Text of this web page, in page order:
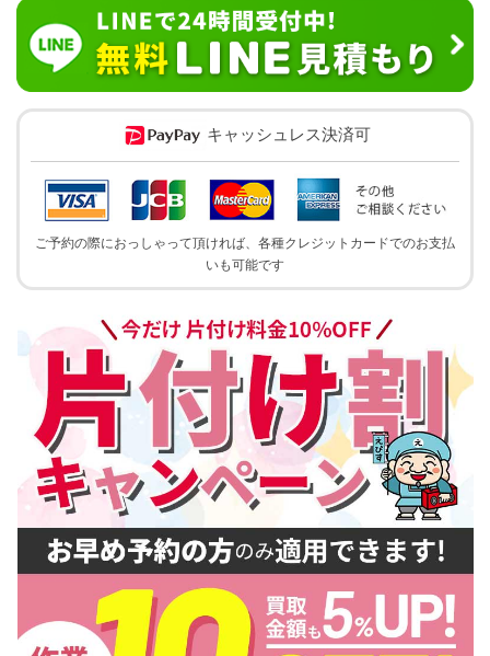
キャッシュレス決済可
ご予約の際におっしゃって頂ければ、各種クレジットカードでのお支払
いも可能です